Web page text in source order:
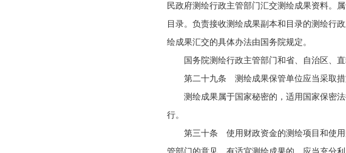
民政府测绘行政主管部门汇交测绘成果资料。
目录。负责接收测绘成果副本和目录的测绘行
绘成果汇交的具体办法由国务院规定。
国务院测绘行政主管部门和省、自治区、
第二十九条 测绘成果保管单位应当采取措
测绘成果属于国家秘密的，适用国家保密
行。
第三十条 使用财政资金的测绘项目和使